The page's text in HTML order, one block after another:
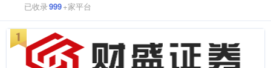
已收录999+家平台